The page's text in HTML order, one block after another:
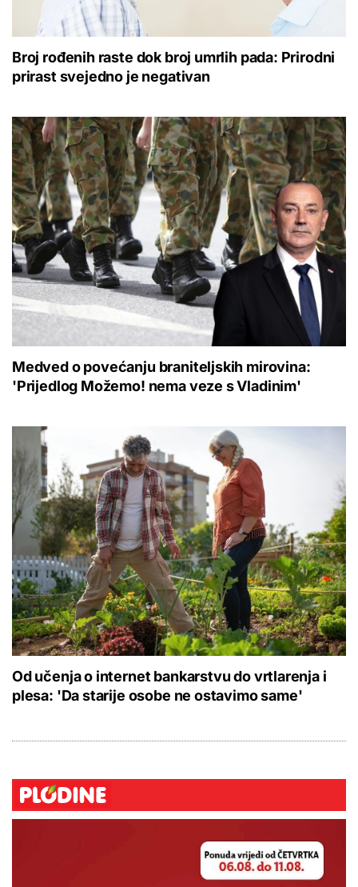
Broj rođenih raste dok broj umrlih pada: Prirodni
prirast svejedno je negativan
Medved o povećanju braniteljskih mirovina:
'Prijedlog Možemo! nema veze s Vladinim'
Od učenja o internet bankarstvu do vrtlarenja i
plesa: 'Da starije osobe ne ostavimo same'